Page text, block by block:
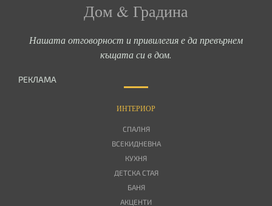
Дом & Градина
Нашата отговорност и привилегия е да превърнем
къщата си в дом.
РЕКЛАМА
ИНТЕРИОР
СПАЛНЯ
ВСЕКИДНЕВНА
КУХНЯ
ДЕТСКА СТАЯ
БАНЯ
АКЦЕНТИ